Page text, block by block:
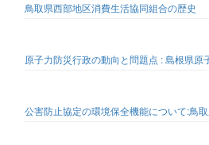
鳥取県西部地区消費生活協同組合の歴史
原子力防災行政の動向と問題点 : 島根県
公害防止協定の環境保全機能について:鳥